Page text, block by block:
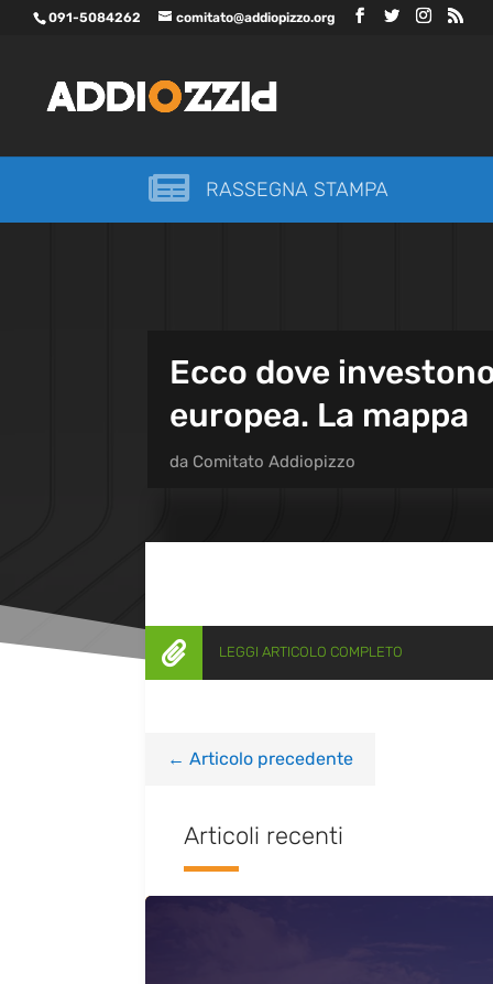
091-5084262 comitato@addiopizzo.org
 RASSEGNA STAMPA
Ecco dove
europea. La mappa
da Comitato Addiopizzo
 LEGGI ARTICOLO COMPLETO
← Articolo precedente
Articoli recenti